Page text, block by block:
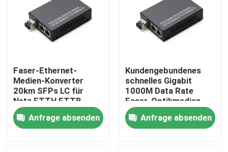
Startseite
Produkte
Faser-Ethernet-
Medien-Konverter
20km SFPs LC für
Netz FTTH FTTB
FTTX
Anfrage absenden
Kundengebundenes
schnelles Gigabit
1000M Data Rate
Faser-Optikmedien-
Konverter LC-Sc
Anfrage absenden